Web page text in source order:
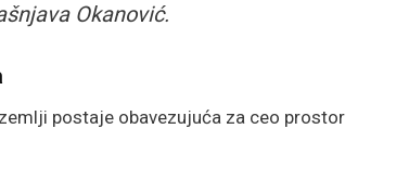
Okanović.
postaje obavezujuća za ceo prostor